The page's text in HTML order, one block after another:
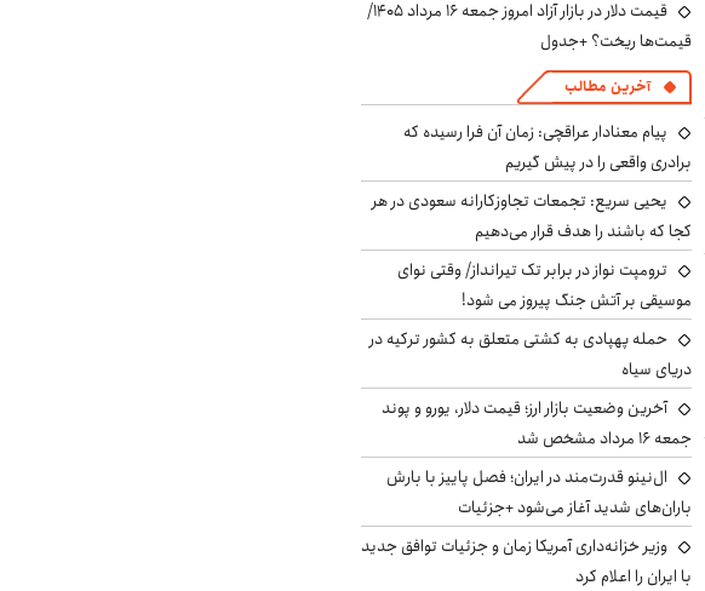
قیمت دلار در بازار آزاد امروز جمعه ۱۶ مرداد ۱۴۰۵/
قیمت‌ها ریخت؟ +جدول
آخرین مطالب
پیام معنادار عراقچی: زمان آن فرا رسیده که
برادری واقعی را در پیش گیریم
یحیی سریع: تجمعات تجاوزکارانه سعودی در هر
کجا که باشند را هدف قرار می‌دهیم
ترومپت نواز در برابر تک تیرانداز/ وقتی نوای
موسیقی بر آتش جنگ پیروز می شود!
حمله پهپادی به کشتی متعلق به کشور ترکیه در
دریای سیاه
آخرین وضعیت بازار ارز؛ قیمت دلار، یورو و پوند
جمعه ۱۶ مرداد مشخص شد
ال‌نینو قدرت‌مند در ایران؛ فصل پاییز با بارش
باران‌های شدید آغاز می‌شود +جزئیات
وزیر خزانه‌داری آمریکا زمان و جزئیات توافق جدید
با ایران را اعلام کرد